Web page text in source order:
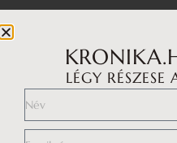
LÉGY